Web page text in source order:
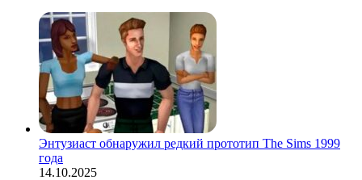
Энтузиаст обнаружил редкий прототип The Sims 1999
года
14.10.2025